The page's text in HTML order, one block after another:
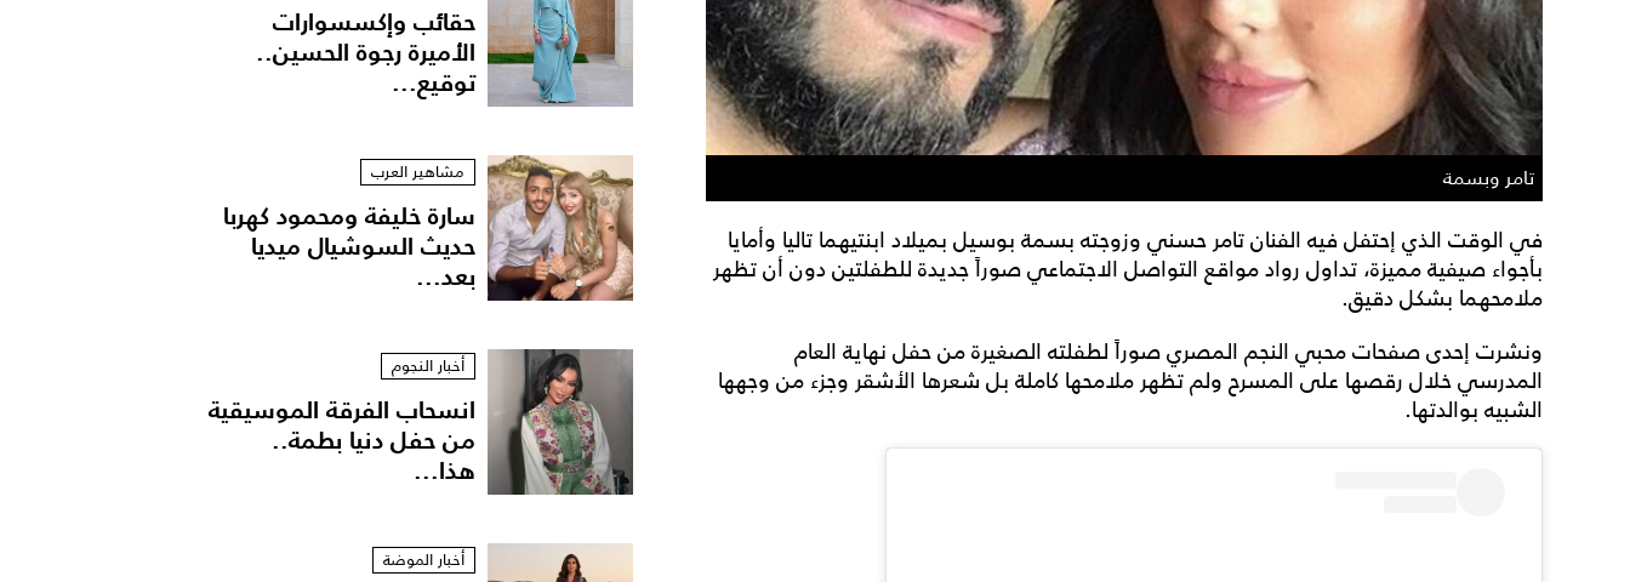
تامر وبسمة
في الوقت الذي إحتفل فيه الفنان تامر حسني وزوجته بسمة بوسيل بميلاد ابنتيهما تاليا وأمايا
بأجواء صيفية مميزة، تداول رواد مواقع التواصل الاجتماعي صوراً جديدة للطفلتين دون أن تظهر
ملامحهما بشكل دقيق.
ونشرت إحدى صفحات محبي النجم المصري صوراً لطفلته الصغيرة من حفل نهاية العام
المدرسي خلال رقصها على المسرح ولم تظهر ملامحها كاملة بل شعرها الأشقر وجزء من وجهها
الشبيه بوالدتها.
حقائب وإكسسوارات
الأميرة رجوة الحسين..
توقيع...
مشاهير العرب
سارة خليفة ومحمود كهربا
حديث السوشيال ميديا
بعد...
أخبار النجوم
انسحاب الفرقة الموسيقية
من حفل دنيا بطمة..
هذا...
أخبار الموضة